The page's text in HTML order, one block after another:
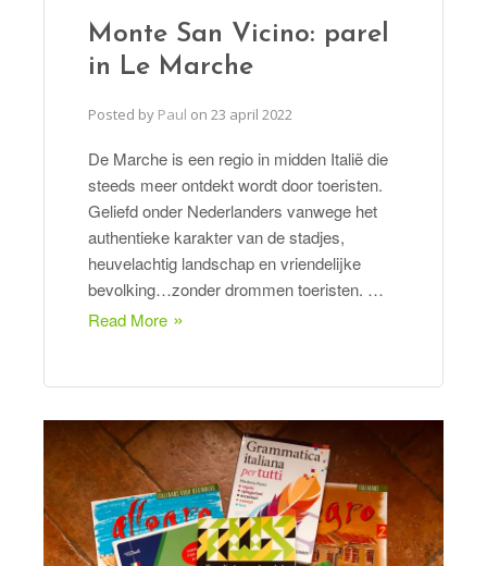
Monte San Vicino: parel
in Le Marche
Posted by Paul on 23 april 2022
De Marche is een regio in midden Italië die
steeds meer ontdekt wordt door toeristen.
Geliefd onder Nederlanders vanwege het
authentieke karakter van de stadjes,
heuvelachtig landschap en vriendelijke
bevolking…zonder drommen toeristen. …
Read More